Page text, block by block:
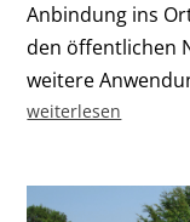
Anbindung ins
den öffentlichen
weitere
weiterlesen